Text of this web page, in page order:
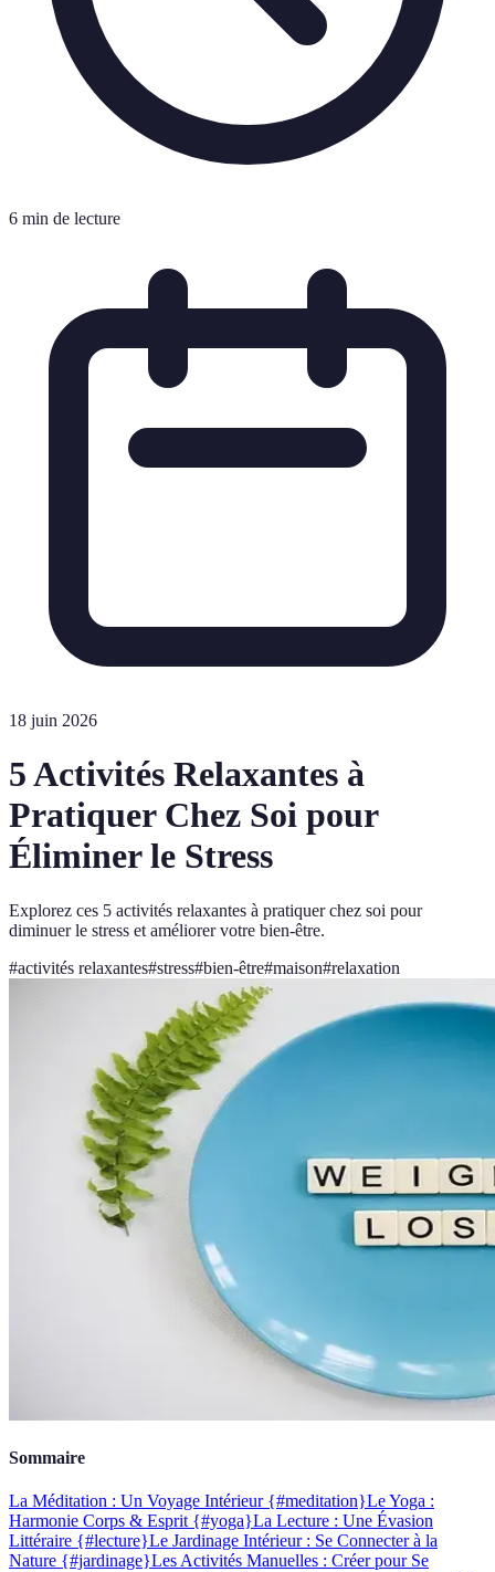
6 min de lecture
18 juin 2026
5 Activités Relaxantes à
Pratiquer Chez Soi pour
Éliminer le Stress
Explorez ces 5 activités relaxantes à pratiquer chez soi pour
diminuer le stress et améliorer votre bien-être.
#activités relaxantes#stress#bien-être#maison#relaxation
Sommaire
La Méditation : Un Voyage Intérieur {#meditation}Le Yoga :
Harmonie Corps & Esprit {#yoga}La Lecture : Une Évasion
Littéraire {#lecture}Le Jardinage Intérieur : Se Connecter à la
Nature {#jardinage}Les Activités Manuelles : Créer pour Se